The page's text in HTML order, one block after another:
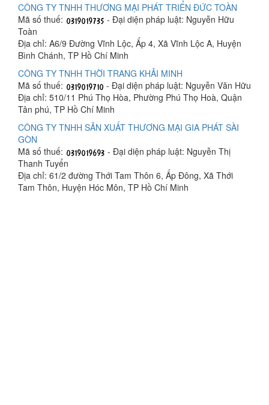
CÔNG TY TNHH THƯƠNG MẠI PHÁT TRIỂN ĐỨC TOÀN
Mã số thuế:
- Đại diện pháp luật: Nguyễn Hữu
Toàn
Địa chỉ: A6/9 Đường Vĩnh Lộc, Ấp 4, Xã Vĩnh Lộc A, Huyện
Bình Chánh, TP Hồ Chí Minh
CÔNG TY TNHH THỜI TRANG KHẢI MINH
Mã số thuế:
- Đại diện pháp luật: Nguyễn Văn Hữu
Địa chỉ: 510/11 Phú Thọ Hòa, Phường Phú Thọ Hoà, Quận
Tân phú, TP Hồ Chí Minh
CÔNG TY TNHH SẢN XUẤT THƯƠNG MẠI GIA PHÁT SÀI
GÒN
Mã số thuế:
- Đại diện pháp luật: Nguyễn Thị
Thanh Tuyển
Địa chỉ: 61/2 đường Thới Tam Thôn 6, Ấp Đông, Xã Thới
Tam Thôn, Huyện Hóc Môn, TP Hồ Chí Minh